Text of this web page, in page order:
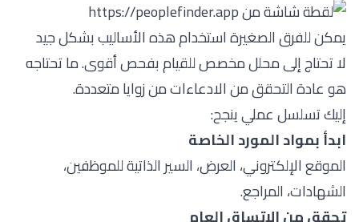
يمكن للفرق الصغيرة استخدام هذه الأساليب بشكل جيد
لا تحتاج إلى محلل مخصص للقيام بفحص أقوى. ما تحتاجه
هو عادة التحقق من الادعاءات من زوايا متعددة.
إليك تسلسل عملي ينجح:
ابدأ بمواد المورد الخاصة
الموقع الإلكتروني، العرض، السير الذاتية للموظفين،
الشهادات، المراجع.